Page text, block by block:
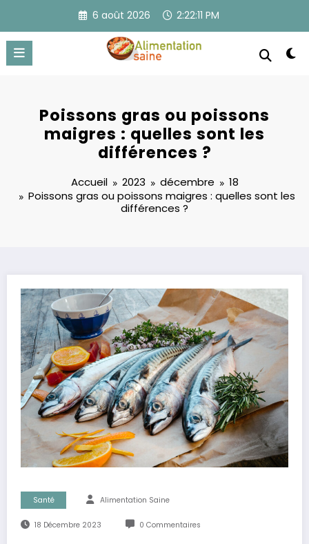
contenu
6 août 2026 2:22:11 PM
Poissons gras ou poissons
maigres : quelles sont les
différences ?
Accueil 2023 décembre
18
Poissons gras ou poissons maigres : quelles sont les
différences ?
Santé Alimentation Saine
18 Décembre 2023 0 Commentaires